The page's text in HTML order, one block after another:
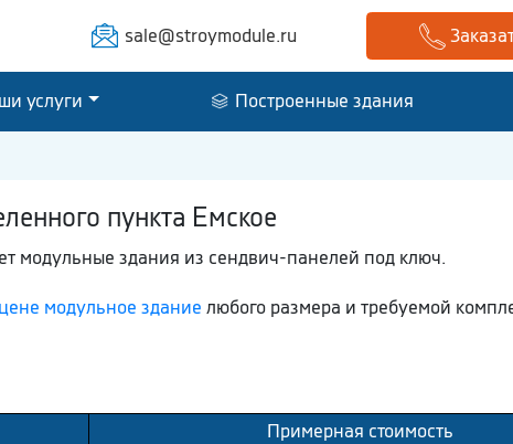
sale@stroymodule.ru
услуги Построенные здания
пункта Емское
модульные здания из сендвич-панелей под ключ.
модульное здание любого размера и требуемой
Примерная стоимость